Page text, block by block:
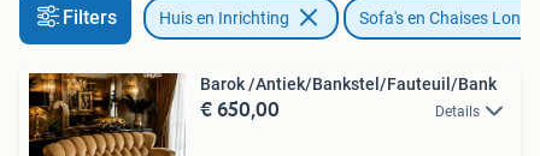
Filters Huis en Inrichting Sofa's en Chaises
Barok /Antiek/Bankstel/Fauteuil/Bank
€ 650,00 Details